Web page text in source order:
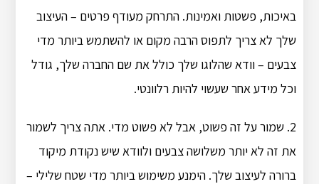
באיכות, פשטות ואמינות. התרחק מעודף פרטים – העיצוב
שלך לא צריך לתפוס הרבה מקום או להשתמש ביותר מדי
צבעים – וודא שהלוגו שלך כולל את שם החברה שלך, גודל
וכל מידע אחר שעשוי להיות רלוונטי.
2. שמור על זה פשוט, אבל לא פשוט מדי. אתה צריך לשמור
את זה לא יותר משלושה צבעים ולוודא שיש נקודת מיקוד
ברורה לעיצוב שלך. הימנע משימוש ביותר מדי שטח שלילי –